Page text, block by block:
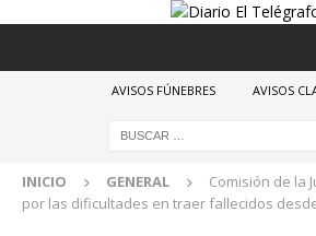
AVISOS FÚNEBRES AVISOS
INICIO GENERAL
Comisión de la
por las dificultades en traer fallecidos